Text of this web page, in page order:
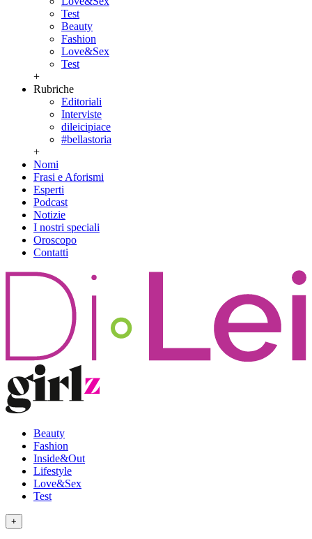
Test
Beauty
Fashion
Love&Sex
Test
+
Rubriche
Editoriali
Interviste
dileicipiace
#bellastoria
+
Nomi
Frasi e Aforismi
Esperti
Podcast
Notizie
I nostri speciali
Oroscopo
Contatti
Beauty
Fashion
Inside&Out
Lifestyle
Love&Sex
Test
+